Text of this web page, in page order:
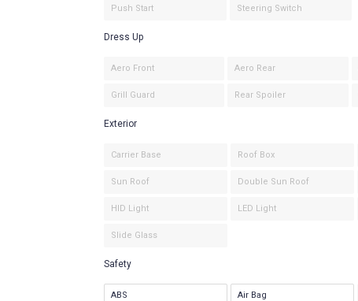
Push Start Steering Switch
Dress Up
Aero Front Aero Rear
Grill Guard Rear Spoiler
Exterior
Carrier Base Roof Box
Sun Roof Double Sun Roof
HID Light LED Light
Slide Glass
Safety
ABS Air Bag